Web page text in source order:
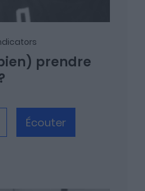
prendre
Écouter